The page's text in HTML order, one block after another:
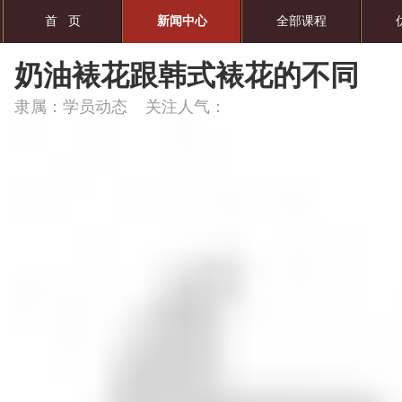
全部课程
新闻中心
首 页
奶油裱花跟韩式裱花的不同
隶属：学员动态 关注人气：